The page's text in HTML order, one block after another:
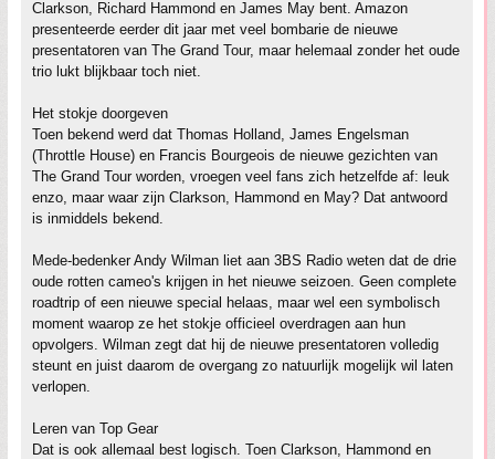
Clarkson, Richard Hammond en James May bent. Amazon
presenteerde eerder dit jaar met veel bombarie de nieuwe
presentatoren van The Grand Tour, maar helemaal zonder het oude
trio lukt blijkbaar toch niet.
Het stokje doorgeven
Toen bekend werd dat Thomas Holland, James Engelsman
(Throttle House) en Francis Bourgeois de nieuwe gezichten van
The Grand Tour worden, vroegen veel fans zich hetzelfde af: leuk
enzo, maar waar zijn Clarkson, Hammond en May? Dat antwoord
is inmiddels bekend.
Mede-bedenker Andy Wilman liet aan 3BS Radio weten dat de drie
oude rotten cameo's krijgen in het nieuwe seizoen. Geen complete
roadtrip of een nieuwe special helaas, maar wel een symbolisch
moment waarop ze het stokje officieel overdragen aan hun
opvolgers. Wilman zegt dat hij de nieuwe presentatoren volledig
steunt en juist daarom de overgang zo natuurlijk mogelijk wil laten
verlopen.
Leren van Top Gear
Dat is ook allemaal best logisch. Toen Clarkson, Hammond en